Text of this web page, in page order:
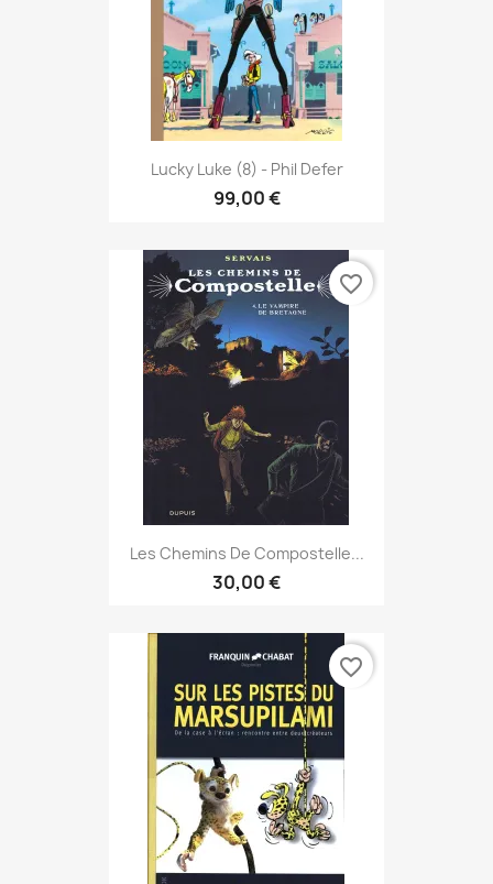
Lucky Luke (8) - Phil Defer
99,00 €
Les Chemins De Compostelle...
30,00 €
favorite_border
favorite_border